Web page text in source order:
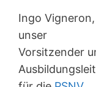
Ingo Vigneron,
unser
Vorsitzender